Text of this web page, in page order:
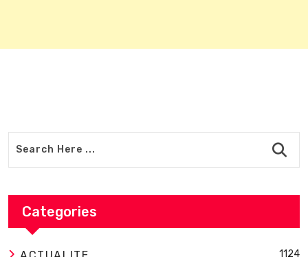
Categories
1124